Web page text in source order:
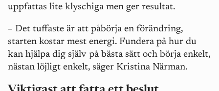
uppfattas lite klyschiga men ger resultat.
– Det tuffaste är att påbörja en förändring,
starten kostar mest energi. Fundera på hur du
kan hjälpa dig själv på bästa sätt och börja enkelt,
nästan löjligt enkelt, säger Kristina Närman.